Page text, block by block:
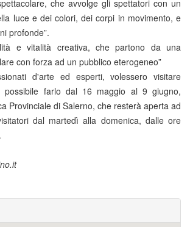
che avvolge gli spettatori con un
luce e dei colori, dei corpi in movimento, e
profonde”.
e vitalità creativa, che partono da una
con forza ad un pubblico eterogeneo”
d'arte ed esperti, volessero visitare
possibile farlo dal 16 maggio al 9 giugno,
Provinciale di Salerno, che resterà aperta ad
dal martedì alla domenica, dalle ore